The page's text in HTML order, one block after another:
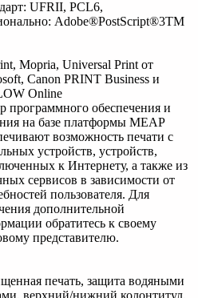
UFRII, PCL6,
Adobe®PostScript®3TM
Mopria, Universal Print от
Canon PRINT Business и
Online
программного обеспечения и
на базе платформы MEAP
возможность печати с
устройств, устройств,
к Интернету, а также из
сервисов в зависимости от
пользователя. Для
дополнительной
обратитесь к своему
представителю.
печать, защита водяными
верхний/нижний колонтитул,